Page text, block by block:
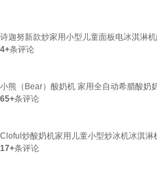
诗迦努新款炒家用小型儿童面板电冰淇淋
4+条评论
小熊（Bear）酸奶机 家用全自动希腊酸奶
65+条评论
Cloful炒酸奶机家用儿童小型炒冰机冰淇淋
17+条评论